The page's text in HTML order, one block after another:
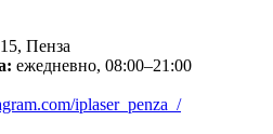
Пенза
ежедневно, 08:00–21:00
iplaser_penza_/